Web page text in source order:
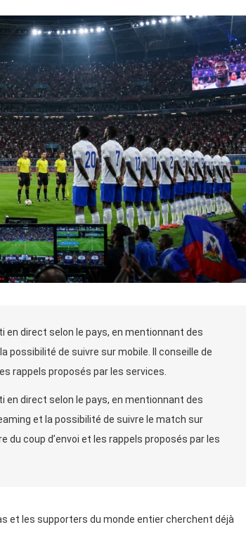
en direct selon le pays, en mentionnant des
de suivre sur mobile. Il conseille de
rappels proposés par les services.
en direct selon le pays, en mentionnant des
et la possibilité de suivre le match sur
du coup d’envoi et les rappels proposés par les
et les supporters du monde entier cherchent déjà